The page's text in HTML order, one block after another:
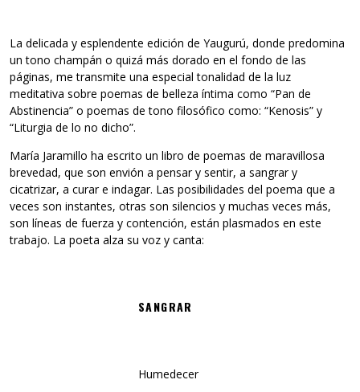
La delicada y esplendente edición de Yaugurú, donde predomina
un tono champán o quizá más dorado en el fondo de las
páginas, me transmite una especial tonalidad de la luz
meditativa sobre poemas de belleza íntima como “Pan de
Abstinencia” o poemas de tono filosófico como: “Kenosis” y
“Liturgia de lo no dicho”.
María Jaramillo ha escrito un libro de poemas de maravillosa
brevedad, que son envión a pensar y sentir, a sangrar y
cicatrizar, a curar e indagar. Las posibilidades del poema que a
veces son instantes, otras son silencios y muchas veces más,
son líneas de fuerza y contención, están plasmados en este
trabajo. La poeta alza su voz y canta:
SANGRAR
Humedecer